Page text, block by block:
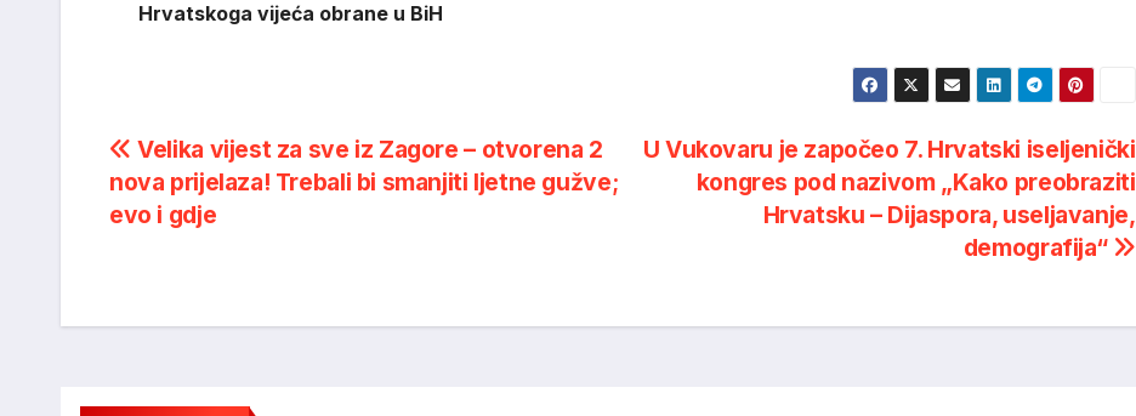
Hrvatskoga vijeća obrane u BiH
Post
navigation
U Vukovaru je započeo 7. Hrvatski iseljenički
kongres pod nazivom „Kako preobraziti
Hrvatsku – Dijaspora, useljavanje,
demografija“
Velika vijest za sve iz Zagore – otvorena 2
nova prijelaza! Trebali bi smanjiti ljetne gužve;
evo i gdje